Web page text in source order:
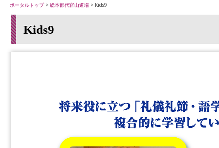
ポータルトップ> 総本部代官山道場 > Kids9
Kids9